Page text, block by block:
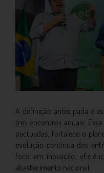
A definição antecipada é
três encontros anuais.
pactuadas, fortalece o
evolução contínua dos
foco em inovação,
abastecimento nacional.